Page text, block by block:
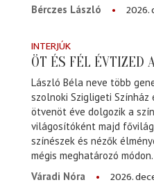
Bérczes László 2026.
INTERJÚK
ÖT ÉS FÉL ÉVTIZED
László Béla neve több
szolnoki Szigligeti
ötvenöt éve dolgozik a
világosítóként majd
színészek és nézők
mégis meghatározó módon.
Váradi Nóra
2026.